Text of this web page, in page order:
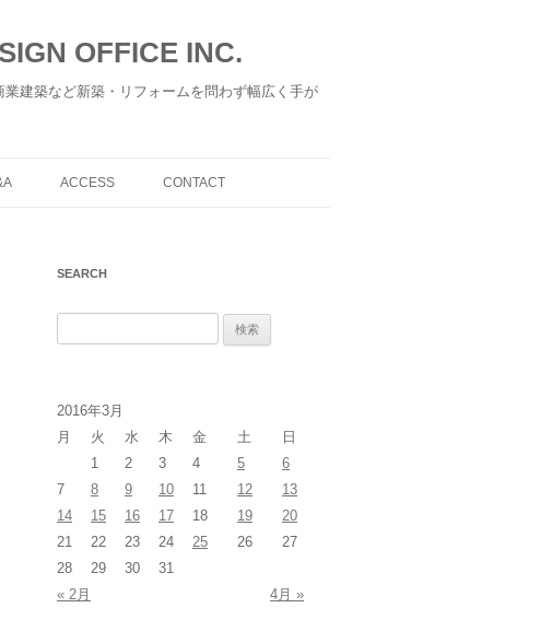
OFFICE INC.
建築など新築・リフォームを問わず幅広く手が
ACCESS CONTACT
SEARCH
2016年3月
月
火 水 木 金 土 日
« 2月 4月 »
1 2 3 4 5
6
7
8 9 10 11 12
13
14
15 16 17 18 19
20
21
22 23 24 25 26
27
28
29 30 31